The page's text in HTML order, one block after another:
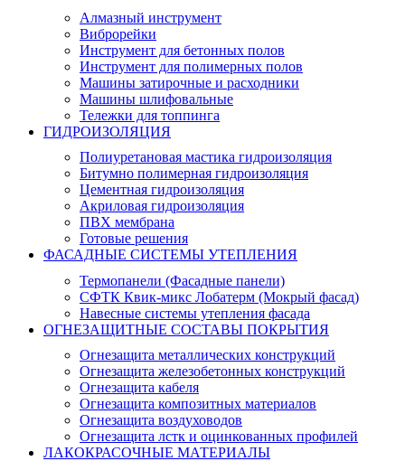
Алмазный инструмент
Виброрейки
Инструмент для бетонных полов
Инструмент для полимерных полов
Машины затирочные и расходники
Машины шлифовальные
Тележки для топпинга
ГИДРОИЗОЛЯЦИЯ
Полиуретановая мастика гидроизоляция
Битумно полимерная гидроизоляция
Цементная гидроизоляция
Акриловая гидроизоляция
ПВХ мембрана
Готовые решения
ФАСАДНЫЕ СИСТЕМЫ УТЕПЛЕНИЯ
Термопанели (Фасадные панели)
СФТК Квик-микс Лобатерм (Мокрый фасад)
Навесные системы утепления фасада
ОГНЕЗАЩИТНЫЕ СОСТАВЫ ПОКРЫТИЯ
Огнезащита металлических конструкций
Огнезащита железобетонных конструкций
Огнезащита кабеля
Огнезащита композитных материалов
Огнезащита воздуховодов
Огнезащита лстк и оцинкованных профилей
ЛАКОКРАСОЧНЫЕ МАТЕРИАЛЫ